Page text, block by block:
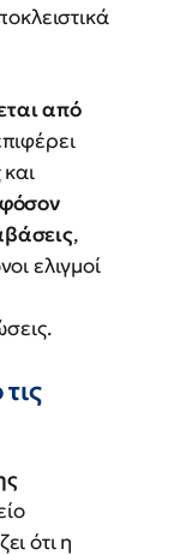
από
,
ελιγμοί
ότι η